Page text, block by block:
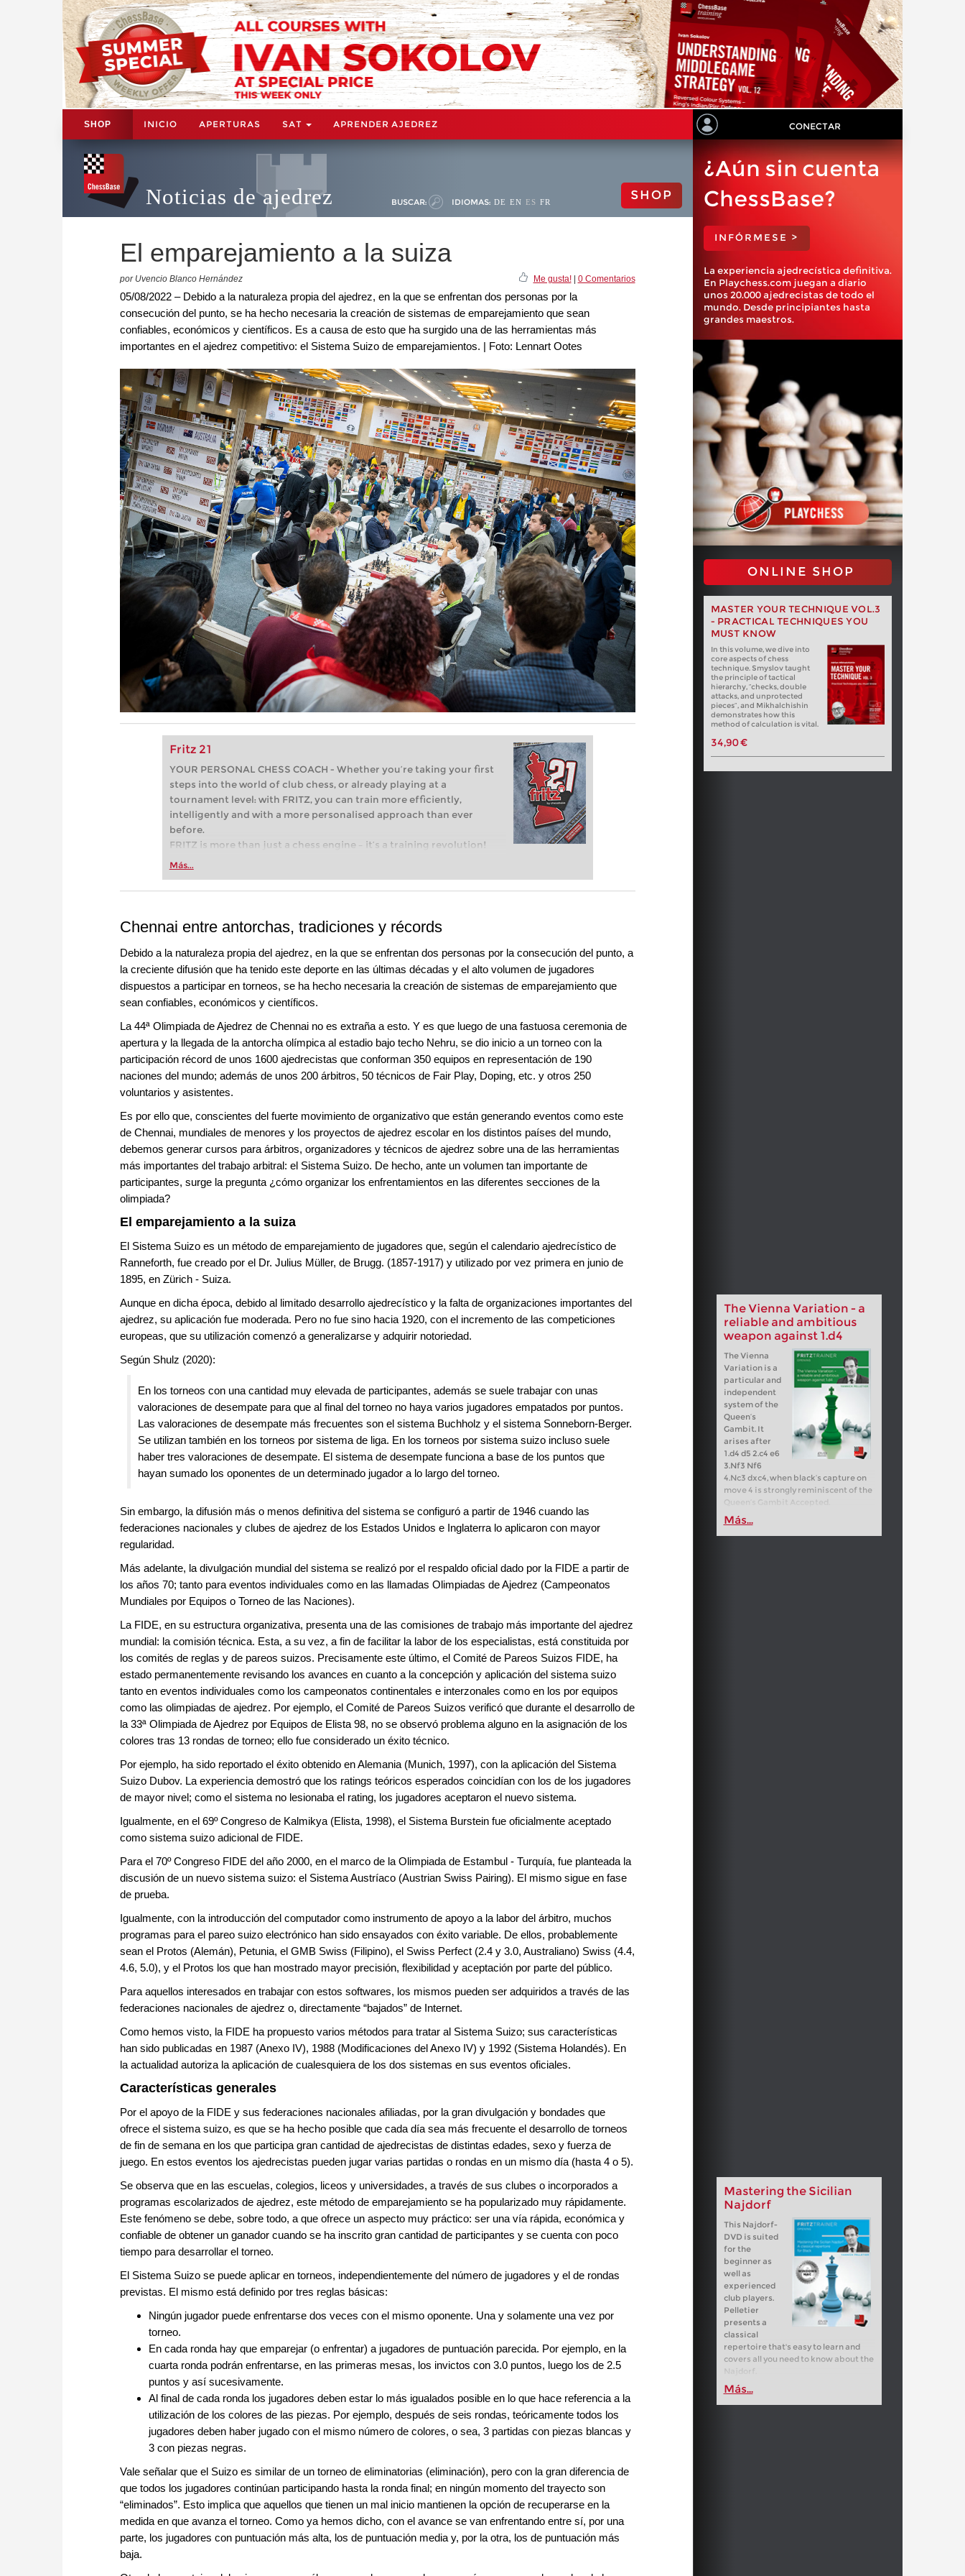
SHOP INICIO APERTURAS SAT APRENDER AJEDREZ CONECTAR
Noticias de ajedrez BUSCAR: IDIOMAS: DE EN ES FR SHOP
El emparejamiento a la suiza
por Uvencio Blanco Hernández Me gusta!| 0 Comentarios
05/08/2022 – Debido a la naturaleza propia del ajedrez, en la que se enfrentan dos personas por la
consecución del punto, se ha hecho necesaria la creación de sistemas de emparejamiento que sean
confiables, económicos y científicos. Es a causa de esto que ha surgido una de las herramientas más
importantes en el ajedrez competitivo: el Sistema Suizo de emparejamientos. | Foto: Lennart Ootes
Fritz 21
YOUR PERSONAL CHESS COACH - Whether you’re taking your first
steps into the world of club chess, or already playing at a
tournament level: with FRITZ, you can train more efficiently,
intelligently and with a more personalised approach than ever
before.
FRITZ is more than just a chess engine – it’s a training revolution!
Whether you’re taking your first steps into the world of club chess,
more efficiently, intelligently and with a more personalised
Más...
¿Aún sin cuenta
ChessBase?
INFÓRMESE >
La experiencia ajedrecística definitiva.
En Playchess.com juegan a diario
unos 20.000 ajedrecistas de todo el
mundo. Desde principiantes hasta
grandes maestros.
ONLINE SHOP
MASTER YOUR TECHNIQUE VOL.3
- PRACTICAL TECHNIQUES YOU
MUST KNOW
In this volume, we dive into
core aspects of chess
technique. Smyslov taught
the principle of tactical
hierarchy, “checks, double
attacks, and unprotected
pieces”, and Mikhalchishin
demonstrates how this
method of calculation is vital.
34,90 €
Chennai entre antorchas, tradiciones y récords
Debido a la naturaleza propia del ajedrez, en la que se enfrentan dos personas por la consecución del punto, a
la creciente difusión que ha tenido este deporte en las últimas décadas y el alto volumen de jugadores
dispuestos a participar en torneos, se ha hecho necesaria la creación de sistemas de emparejamiento que
sean confiables, económicos y científicos.
La 44ª Olimpiada de Ajedrez de Chennai no es extraña a esto. Y es que luego de una fastuosa ceremonia de
apertura y la llegada de la antorcha olímpica al estadio bajo techo Nehru, se dio inicio a un torneo con la
participación récord de unos 1600 ajedrecistas que conforman 350 equipos en representación de 190
naciones del mundo; además de unos 200 árbitros, 50 técnicos de Fair Play, Doping, etc. y otros 250
voluntarios y asistentes.
Es por ello que, conscientes del fuerte movimiento de organizativo que están generando eventos como este
de Chennai, mundiales de menores y los proyectos de ajedrez escolar en los distintos países del mundo,
debemos generar cursos para árbitros, organizadores y técnicos de ajedrez sobre una de las herramientas
más importantes del trabajo arbitral: el Sistema Suizo. De hecho, ante un volumen tan importante de
participantes, surge la pregunta ¿cómo organizar los enfrentamientos en las diferentes secciones de la
olimpiada?
El emparejamiento a la suiza
El Sistema Suizo es un método de emparejamiento de jugadores que, según el calendario ajedrecístico de
Ranneforth, fue creado por el Dr. Julius Müller, de Brugg. (1857-1917) y utilizado por vez primera en junio de
1895, en Zürich - Suiza.
The Vienna Variation - a
reliable and ambitious
weapon against 1.d4
The Vienna
Variation is a
particular and
independent
system of the
Queen’s
Gambit. It
arises after
1.d4 d5 2.c4 e6
3.Nf3 Nf6
4.Nc3 dxc4, when black’s capture on
move 4 is strongly reminiscent of the
Queen’s Gambit Accepted.
Más...
Aunque en dicha época, debido al limitado desarrollo ajedrecístico y la falta de organizaciones importantes del
ajedrez, su aplicación fue moderada. Pero no fue sino hacia 1920, con el incremento de las competiciones
europeas, que su utilización comenzó a generalizarse y adquirir notoriedad.
Según Shulz (2020):
En los torneos con una cantidad muy elevada de participantes, además se suele trabajar con unas
valoraciones de desempate para que al final del torneo no haya varios jugadores empatados por puntos.
Las valoraciones de desempate más frecuentes son el sistema Buchholz y el sistema Sonneborn-Berger.
Se utilizan también en los torneos por sistema de liga. En los torneos por sistema suizo incluso suele
haber tres valoraciones de desempate. El sistema de desempate funciona a base de los puntos que
hayan sumado los oponentes de un determinado jugador a lo largo del torneo.
Sin embargo, la difusión más o menos definitiva del sistema se configuró a partir de 1946 cuando las
federaciones nacionales y clubes de ajedrez de los Estados Unidos e Inglaterra lo aplicaron con mayor
regularidad.
Más adelante, la divulgación mundial del sistema se realizó por el respaldo oficial dado por la FIDE a partir de
los años 70; tanto para eventos individuales como en las llamadas Olimpiadas de Ajedrez (Campeonatos
Mundiales por Equipos o Torneo de las Naciones).
La FIDE, en su estructura organizativa, presenta una de las comisiones de trabajo más importante del ajedrez
mundial: la comisión técnica. Esta, a su vez, a fin de facilitar la labor de los especialistas, está constituida por
los comités de reglas y de pareos suizos. Precisamente este último, el Comité de Pareos Suizos FIDE, ha
estado permanentemente revisando los avances en cuanto a la concepción y aplicación del sistema suizo
tanto en eventos individuales como los campeonatos continentales e interzonales como en los por equipos
como las olimpiadas de ajedrez. Por ejemplo, el Comité de Pareos Suizos verificó que durante el desarrollo de
la 33ª Olimpiada de Ajedrez por Equipos de Elista 98, no se observó problema alguno en la asignación de los
colores tras 13 rondas de torneo; ello fue considerado un éxito técnico.
Por ejemplo, ha sido reportado el éxito obtenido en Alemania (Munich, 1997), con la aplicación del Sistema
Suizo Dubov. La experiencia demostró que los ratings teóricos esperados coincidían con los de los jugadores
de mayor nivel; como el sistema no lesionaba el rating, los jugadores aceptaron el nuevo sistema.
Igualmente, en el 69º Congreso de Kalmikya (Elista, 1998), el Sistema Burstein fue oficialmente aceptado
como sistema suizo adicional de FIDE.
Para el 70º Congreso FIDE del año 2000, en el marco de la Olimpiada de Estambul - Turquía, fue planteada la
discusión de un nuevo sistema suizo: el Sistema Austríaco (Austrian Swiss Pairing). El mismo sigue en fase
de prueba.
Igualmente, con la introducción del computador como instrumento de apoyo a la labor del árbitro, muchos
programas para el pareo suizo electrónico han sido ensayados con éxito variable. De ellos, probablemente
sean el Protos (Alemán), Petunia, el GMB Swiss (Filipino), el Swiss Perfect (2.4 y 3.0, Australiano) Swiss (4.4,
4.6, 5.0), y el Protos los que han mostrado mayor precisión, flexibilidad y aceptación por parte del público.
Para aquellos interesados en trabajar con estos softwares, los mismos pueden ser adquiridos a través de las
federaciones nacionales de ajedrez o, directamente “bajados” de Internet.
Como hemos visto, la FIDE ha propuesto varios métodos para tratar al Sistema Suizo; sus características
han sido publicadas en 1987 (Anexo IV), 1988 (Modificaciones del Anexo IV) y 1992 (Sistema Holandés). En
la actualidad autoriza la aplicación de cualesquiera de los dos sistemas en sus eventos oficiales.
Características generales
Por el apoyo de la FIDE y sus federaciones nacionales afiliadas, por la gran divulgación y bondades que
ofrece el sistema suizo, es que se ha hecho posible que cada día sea más frecuente el desarrollo de torneos
de fin de semana en los que participa gran cantidad de ajedrecistas de distintas edades, sexo y fuerza de
juego. En estos eventos los ajedrecistas pueden jugar varias partidas o rondas en un mismo día (hasta 4 o 5).
Mastering the Sicilian
Najdorf
This Najdorf-
DVD is suited
for the
beginner as
well as
experienced
club players.
Pelletier
presents a
classical
repertoire that's easy to learn and
covers all you need to know about the
Najdorf.
Más...
Se observa que en las escuelas, colegios, liceos y universidades, a través de sus clubes o incorporados a
programas escolarizados de ajedrez, este método de emparejamiento se ha popularizado muy rápidamente.
Este fenómeno se debe, sobre todo, a que ofrece un aspecto muy práctico: ser una vía rápida, económica y
confiable de obtener un ganador cuando se ha inscrito gran cantidad de participantes y se cuenta con poco
tiempo para desarrollar el torneo.
El Sistema Suizo se puede aplicar en torneos, independientemente del número de jugadores y el de rondas
previstas. El mismo está definido por tres reglas básicas:
Ningún jugador puede enfrentarse dos veces con el mismo oponente. Una y solamente una vez por
torneo.
En cada ronda hay que emparejar (o enfrentar) a jugadores de puntuación parecida. Por ejemplo, en la
cuarta ronda podrán enfrentarse, en las primeras mesas, los invictos con 3.0 puntos, luego los de 2.5
puntos y así sucesivamente.
Al final de cada ronda los jugadores deben estar lo más igualados posible en lo que hace referencia a la
utilización de los colores de las piezas. Por ejemplo, después de seis rondas, teóricamente todos los
jugadores deben haber jugado con el mismo número de colores, o sea, 3 partidas con piezas blancas y
3 con piezas negras.
Vale señalar que el Suizo es similar de un torneo de eliminatorias (eliminación), pero con la gran diferencia de
que todos los jugadores continúan participando hasta la ronda final; en ningún momento del trayecto son
“eliminados”. Esto implica que aquellos que tienen un mal inicio mantienen la opción de recuperarse en la
medida en que avanza el torneo. Como ya hemos dicho, con el avance se van enfrentando entre sí, por una
parte, los jugadores con puntuación más alta, los de puntuación media y, por la otra, los de puntuación más
baja.